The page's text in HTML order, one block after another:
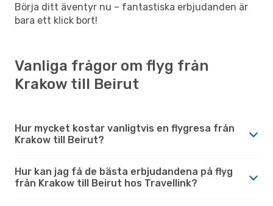
Börja ditt äventyr nu – fantastiska erbjudanden är
bara ett klick bort!
Vanliga frågor om flyg från
Krakow till Beirut
Hur mycket kostar vanligtvis en flygresa från
Krakow till Beirut?
Hur kan jag få de bästa erbjudandena på flyg
från Krakow till Beirut hos Travellink?